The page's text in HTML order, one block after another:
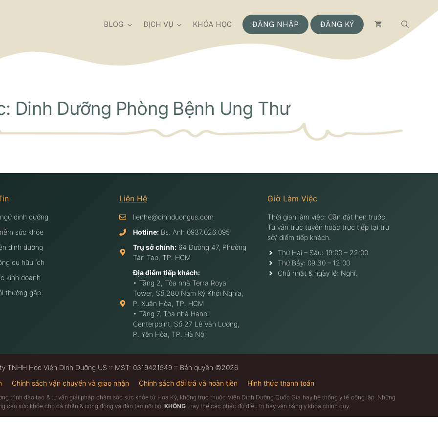
BLOG DỊCH VỤ KHÓA HỌC ĐĂNG NHẬP ĐĂNG KÝ
Dinh Dưỡng Phòng Bệnh Ung Thư
dinh dưỡng
sức khỏe
dinh dưỡng
cụ hữu ích
kinh doanh
thường gặp
Liên Hệ
lienhe@dinhduongus.com
Hotline: Bs. Anh 0937.026.095
Trụ sở chính: 64 Đường 47, Phường
Tân Tạo, TP. HCM
Địa điểm tiếp khách:
• Tầng 2, Tòa nhà Terra Royal
Tower, Số 280 Nam Kỳ Khởi Nghĩa,
P. Xuân Hòa, TP. HCM
• Tầng 7, Tòa nhà Hanoi
Centerpoint, Số 27 Lê Văn Lương,
P. Yên Hòa, TP. Hà Nội
Giờ Làm Việc
Thời gian làm việc: Cần đặt hẹn trước.
Tư vấn trực tuyến hoặc trực tiếp tại trụ
sở/ điểm tiếp khách.
Thứ Hai – Sáu: 19:00 – 22:00
Thứ Bảy: 09:30 – 12:00
Chủ nhật & ngày lễ: Nghỉ.
TNHH Học Viện Dinh Dưỡng US :: MST: 0319421549 :: Bản quyền ©2026
Chính sách vận chuyển và giao nhận Chính sách đổi trả và hoàn tiền Hình thức thanh toán
trình đào tạo & tư vấn giải pháp chăm sóc sức khỏe từ Hoa Kỳ, không trực thuộc Viện Dinh Dưỡng Quốc Gia hay hệ thống y tế công lập. Những
cao sức khỏe cho cá nhân & cộng đồng và đào tạo nội bộ, KHÔNG thay thế các phác đồ điều trị hay văn bằng y khoa chính quy.